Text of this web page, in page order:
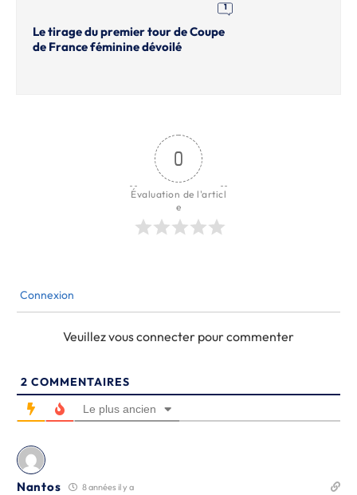
1
Le tirage du premier tour de Coupe
de France féminine dévoilé
0
Évaluation de l'articl
e
Connexion
Veuillez vous connecter pour commenter
2 COMMENTAIRES
Le plus ancien
Nantos 8 années il y a